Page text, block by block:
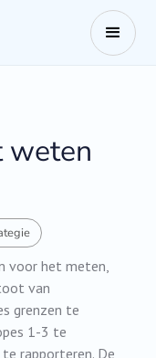
weten
voor het meten,
van
grenzen te
1-3 te
rapporteren. De